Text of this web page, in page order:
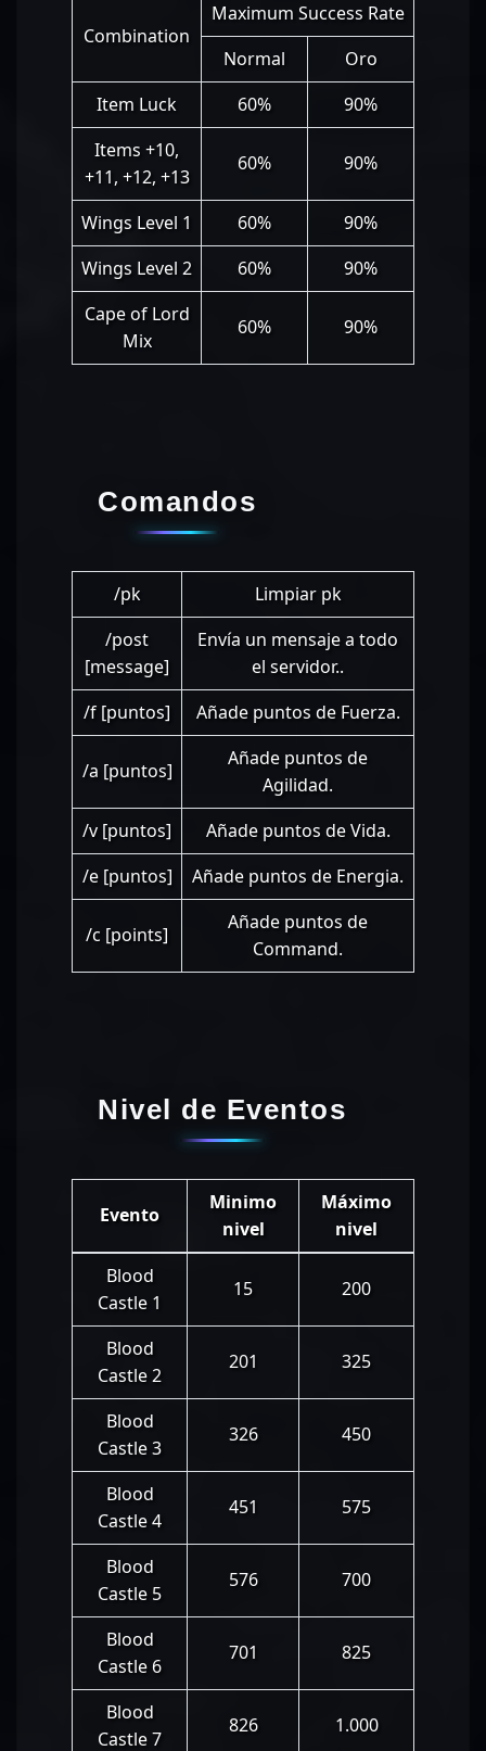
Combination
Maximum Success Rate
Normal
Oro
Item Luck
60%
90%
Items +10,
+11, +12, +13
60% 90%
Wings Level 1 60%
90%
Wings Level 2
60%
90%
Cape of Lord
Mix
60% 90%
Comandos
/pk
Limpiar pk
/post
[message]
Envía un mensaje a todo
el servidor..
/f [puntos]
Añade puntos de Fuerza.
/a [puntos]
Añade puntos de
Agilidad.
/v [puntos]
Añade puntos de Vida.
/e [puntos]
Añade puntos de Energia.
/c [points]
Añade puntos de
Command.
Nivel de Eventos
Evento
Minimo
nivel
Máximo
nivel
Blood
Castle 1
15 200
Blood
Castle 2
201 325
Blood
Castle 3
326 450
Blood
Castle 4
451 575
Blood
Castle 5
576 700
Blood
Castle 6
701 825
Blood
Castle 7
826 1.000